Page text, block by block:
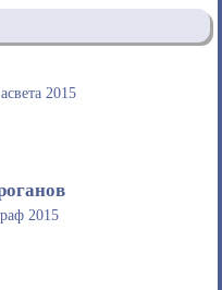
2015
2015